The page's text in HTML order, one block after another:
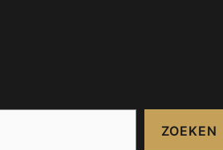
ZOEKEN